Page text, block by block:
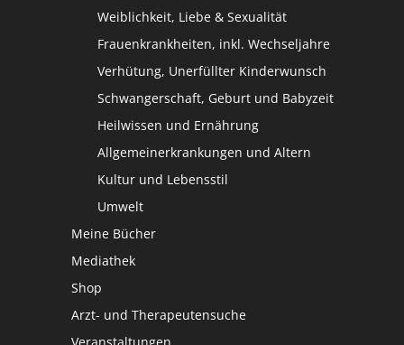
Weiblichkeit, Liebe & Sexualität
Frauenkrankheiten, inkl. Wechseljahre
Verhütung, Unerfüllter Kinderwunsch
Schwangerschaft, Geburt und Babyzeit
Heilwissen und Ernährung
Allgemeinerkrankungen und Altern
Kultur und Lebensstil
Umwelt
Meine Bücher
Mediathek
Shop
Arzt- und Therapeutensuche